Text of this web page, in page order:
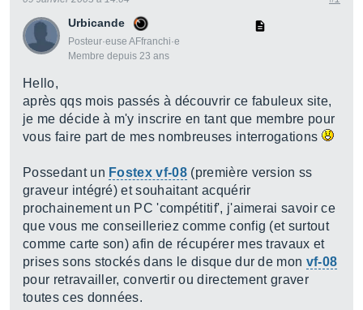
Urbicande
Posteur·euse AFfranchi·e
Membre depuis 23 ans
Hello,
après qqs mois passés à découvrir ce fabuleux site,
je me décide à m'y inscrire en tant que membre pour
vous faire part de mes nombreuses interrogations
Possedant un Fostex vf-08 (première version ss
graveur intégré) et souhaitant acquérir
prochainement un PC 'compétitif', j'aimerai savoir ce
que vous me conseilleriez comme config (et surtout
comme carte son) afin de récupérer mes travaux et
prises sons stockés dans le disque dur de mon vf-08
pour retravailler, convertir ou directement graver
toutes ces données.